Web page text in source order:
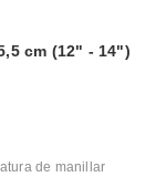
cm (12" - 14")
de manillar